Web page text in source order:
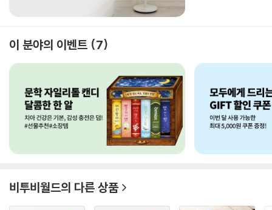
이 분야의 이벤트 7
비투비월드의 다른 상품